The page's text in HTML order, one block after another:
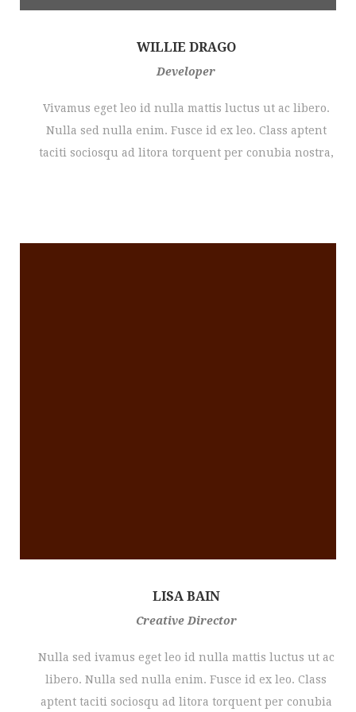
WILLIE DRAGO
Developer
Vivamus eget leo id nulla mattis luctus ut ac libero.
Nulla sed nulla enim. Fusce id ex leo. Class aptent
taciti sociosqu ad litora torquent per conubia nostra,
LISA BAIN
Creative Director
Nulla sed ivamus eget leo id nulla mattis luctus ut ac
libero. Nulla sed nulla enim. Fusce id ex leo. Class
aptent taciti sociosqu ad litora torquent per conubia